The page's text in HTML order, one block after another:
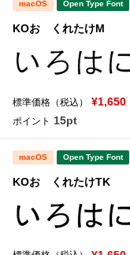
macOS Open Type Font
KOおゝくれたけM
標準価格（税込） ¥1,650
ポイント 15pt
macOS Open Type Font
KOおゝくれたけTK